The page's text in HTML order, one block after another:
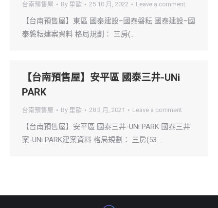
台南預售屋 By 里歐 25 10 月, 2022 Leave a comment
【台南預售屋】東區 國泰建設–國泰磐耘 國泰建設–國
泰磐耘建案資料 格局規劃： 三房(…
【台南預售屋】安平區 國泰三井-UNi
PARK
台南預售屋 By 里歐 28 3 月, 2021 Leave a comment
【台南預售屋】安平區 國泰三井-UNi PARK 國泰三井
案-UNi PARK建案資料 格局規劃： 三房(53…